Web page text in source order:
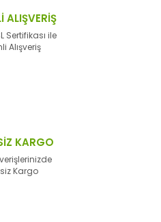
ALIŞVERİŞ
Sertifikası ile
Alışveriş
KARGO
Kargo